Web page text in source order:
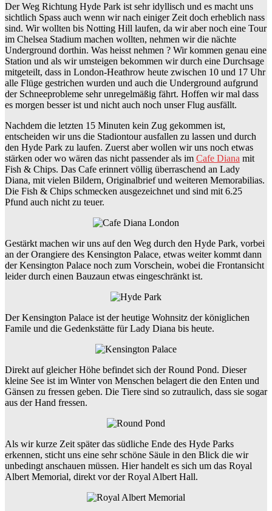
Der Weg Richtung Hyde Park ist sehr idyllisch und es macht uns
sichtlich Spass auch wenn wir nach einiger Zeit doch erheblich nass
sind. Wir wollten bis Notting Hill laufen, da wir aber noch eine Tour
im Chelsea Stadium machen wollten, nehmen wir die nächte
Underground dorthin. Was heisst nehmen ? Wir kommen genau eine
Station und als wir umsteigen bekommen wir durch eine Durchsage
mitgeteilt, dass in London-Heathrow heute zwischen 10 und 17 Uhr
alle Flüge gestrichen wurden und auch die Underground aufgrund
der Schneeprobleme sehr unregelmäßig fährt. Hoffen wir mal dass
es morgen besser ist und nicht auch noch unser Flug ausfällt.
Nachdem die letzten 15 Minuten kein Zug gekommen ist,
entscheiden wir uns die Stadiontour ausfallen zu lassen und durch
den Hyde Park zu laufen. Zuerst aber wollen wir uns noch etwas
stärken oder wo wären das nicht passender als im Cafe Diana mit
Fish & Chips. Das Cafe erinnert völlig überraschend an Lady
Diana, mit vielen Bildern, Originalbrief und weiteren Memorabilias.
Die Fish & Chips schmecken ausgezeichnet und sind mit 6.25
Pfund auch nicht zu teuer.
Gestärkt machen wir uns auf den Weg durch den Hyde Park, vorbei
an der Orangiere des Kensington Palace, etwas weiter kommt dann
der Kensington Palace noch zum Vorschein, wobei die Frontansicht
leider durch einen Bauzaun etwas eingeschränkt ist.
Der Kensington Palace ist der heutige Wohnsitz der königlichen
Famile und die Gedenkstätte für Lady Diana bis heute.
Direkt auf gleicher Höhe befindet sich der Round Pond. Dieser
kleine See ist im Winter von Menschen belagert die den Enten und
Gänsen zu fressen geben. Die Tiere sind so zutraulich, dass sie sogar
aus der Hand fressen.
Als wir kurze Zeit später das südliche Ende des Hyde Parks
erkennen, sticht uns eine sehr schöne Säule in den Blick die wir
unbedingt anschauen müssen. Hier handelt es sich um das Royal
Albert Memorial, direkt vor der Royal Albert Hall.